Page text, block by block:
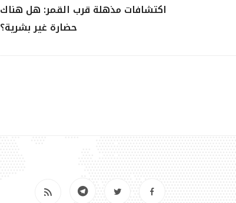
اكتشافات مذهلة قرب القمر: هل هناك
حضارة غير بشرية؟